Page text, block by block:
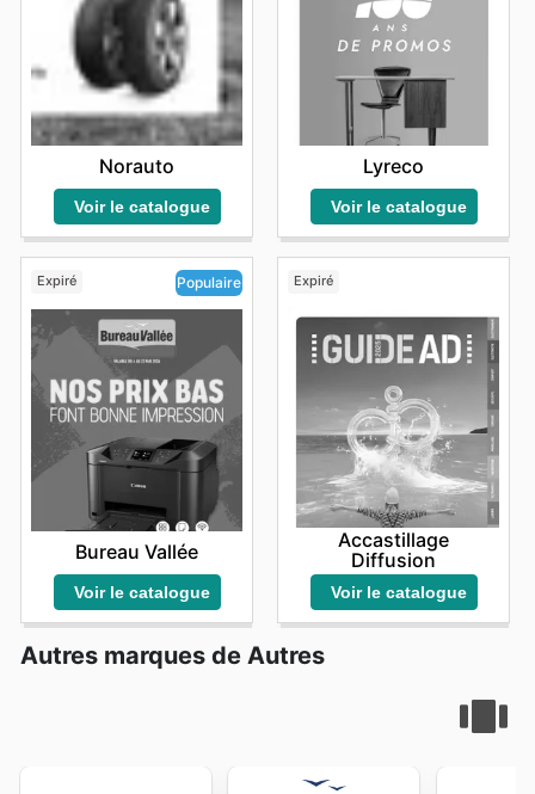
Norauto
Voir le catalogue
Lyreco
Voir le catalogue
Expiré Populaire
Bureau Vallée
Voir le catalogue
Expiré
Accastillage
Diffusion
Voir le catalogue
Autres marques de Autres